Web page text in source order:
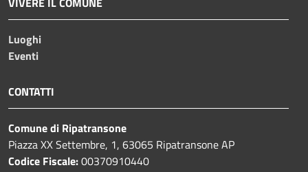
Luoghi
Eventi
CONTATTI
Comune di Ripatransone
Piazza XX Settembre, 1, 63065 Ripatransone AP
Codice Fiscale:00370910440